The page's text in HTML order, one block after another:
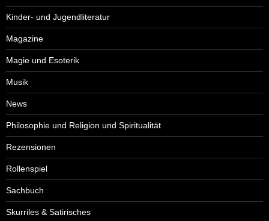
Kinder- und Jugendliteratur
Magazine
Magie und Esoterik
Musik
News
Philosophie und Religion und Spiritualität
Rezensionen
Rollenspiel
Sachbuch
Skurriles & Satirisches